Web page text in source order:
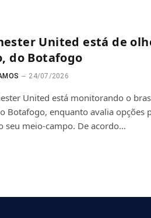
United está de
do Botafogo
24/07/2026
United está monitorando o
Botafogo, enquanto avalia opções
seu meio-campo. De acordo…